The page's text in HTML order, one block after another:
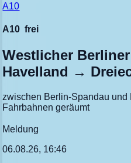
A10
A10 frei
Westlicher
Havelland →
zwischen Berlin-Spandau und
Fahrbahnen geräumt
Meldung
06.08.26, 16:46